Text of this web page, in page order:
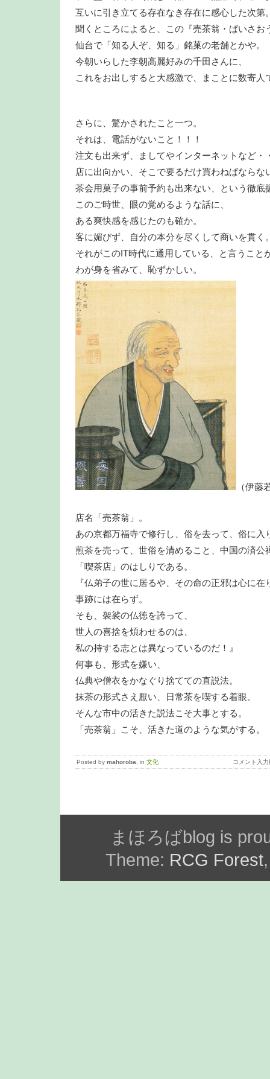
互いに引き立てる存在なき存在に感心した次第
聞くところによると、この『売茶翁・ばいさお
仙台で「知る人ぞ、知る」銘菓の老舗とかや。
今朝いらした李朝高麗好みの千田さんに、
これをお出しすると大感激で、まことに数寄人
さらに、驚かされたこと一つ。
それは、電話がないこと！！！
注文も出来ず、ましてやインターネットなど・
店に出向かい、そこで要るだけ買わねばならな
茶会用菓子の事前予約も出来ない、という徹底
このご時世、眼の覚めるような話に、
ある爽快感を感じたのも確か。
客に媚びず、自分の本分を尽くして商いを貫く
それがこのIT時代に通用している、と言うこと
わが身を省みて、恥ずかしい。
（伊
店名「売茶翁」。
あの京都万福寺で修行し、俗を去って、俗に入
煎茶を売って、世俗を清めること、中国の済公
「喫茶店」のはしりである。
『仏弟子の世に居るや、その命の正邪は心に在
事跡には在らず。
そも、袈裟の仏徳を誇って、
世人の喜捨を煩わせるのは、
私の持する志とは異なっているのだ！』
何事も、形式を嫌い、
仏典や僧衣をかなぐり捨てての直説法。
抹茶の形式さえ厭い、日常茶を喫する着眼。
そんな市中の活きた説法こそ大事とする。
「売茶翁」こそ、活きた道のような気がする。
Posted by mahoroba , in 文化 コメント入力
まほろばblog is
Theme: RCG Forest